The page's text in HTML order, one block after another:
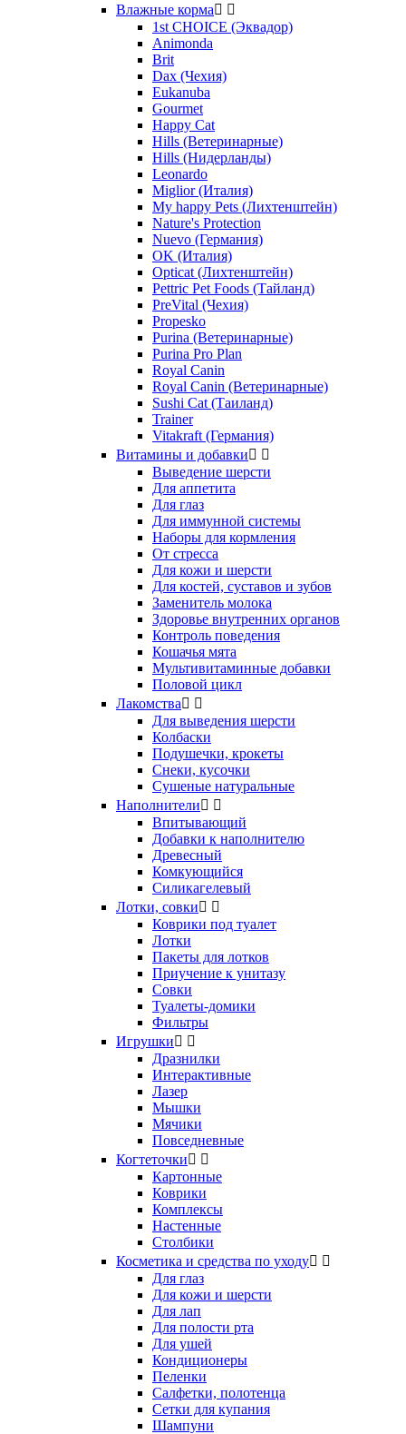
Влажные корма 
1st CHOICE (Эквадор)
Animonda
Brit
Dax (Чехия)
Eukanuba
Gourmet
Happy Cat
Hills (Ветеринарные)
Hills (Нидерланды)
Leonardo
Miglior (Италия)
My happy Pets (Лихтенштейн)
Nature's Protection
Nuevo (Германия)
OK (Италия)
Opticat (Лихтенштейн)
Pettric Pet Foods (Тайланд)
PreVital (Чехия)
Propesko
Purina (Ветеринарные)
Purina Pro Plan
Royal Canin
Royal Canin (Ветеринарные)
Sushi Cat (Таиланд)
Trainer
Vitakraft (Германия)
Витамины и добавки 
Выведение шерсти
Для аппетита
Для глаз
Для иммунной системы
Наборы для кормления
От стресса
Для кожи и шерсти
Для костей, суставов и зубов
Заменитель молока
Здоровье внутренних органов
Контроль поведения
Кошачья мята
Мультивитаминные добавки
Половой цикл
Лакомства 
Для выведения шерсти
Колбаски
Подушечки, крокеты
Снеки, кусочки
Сушеные натуральные
Наполнители 
Впитывающий
Добавки к наполнителю
Древесный
Комкующийся
Силикагелевый
Лотки, совки 
Коврики под туалет
Лотки
Пакеты для лотков
Приучение к унитазу
Совки
Туалеты-домики
Фильтры
Игрушки 
Дразнилки
Интерактивные
Лазер
Мышки
Мячики
Повседневные
Когтеточки 
Картонные
Коврики
Комплексы
Настенные
Столбики
Косметика и средства по уходу 
Для глаз
Для кожи и шерсти
Для лап
Для полости рта
Для ушей
Кондиционеры
Пеленки
Салфетки, полотенца
Сетки для купания
Шампуни